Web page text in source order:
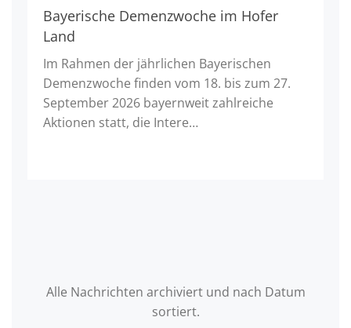
Bayerische Demenzwoche im Hofer
Land
Im Rahmen der jährlichen Bayerischen
Demenzwoche finden vom 18. bis zum 27.
September 2026 bayernweit zahlreiche
Aktionen statt, die Intere…
Alle Nachrichten archiviert und nach Datum
sortiert.